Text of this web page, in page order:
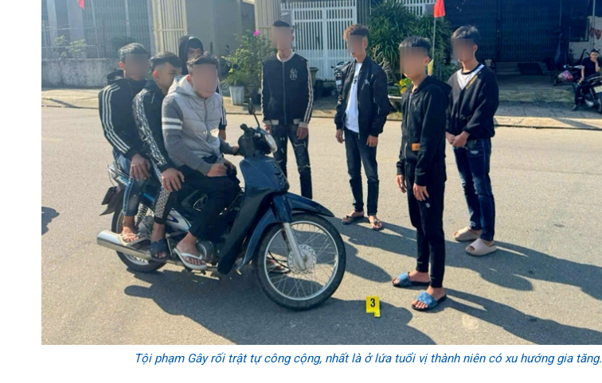
Tội phạm Gây rối trật tự công cộng, nhất là ở lứa tuổi vị thành niên có xu hướng gia tăng.